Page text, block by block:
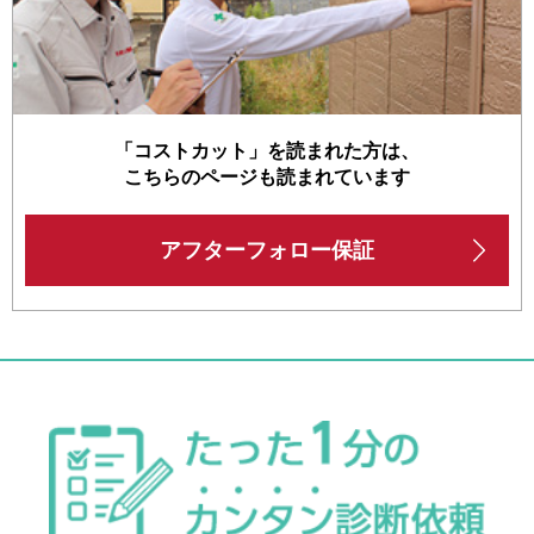
「コストカット」を読まれた方は、
こちらのページも読まれています
アフターフォロー保証